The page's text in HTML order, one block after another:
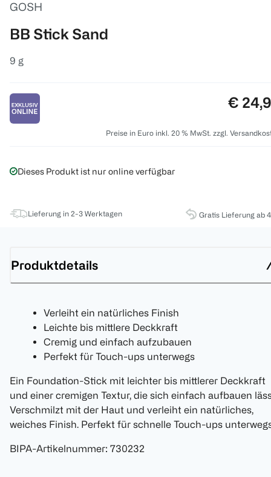
GOSH
BB Stick Sand
9 g
Preis:
€
Preise in Euro inkl. 20 % MwSt. zzgl.
Dieses Produkt ist nur online verfügbar
Lieferung in 2-3 Werktagen Gratis Lieferung ab
Produktdetails
Verleiht ein natürliches Finish
Leichte bis mittlere Deckkraft
Cremig und einfach aufzubauen
Perfekt für Touch-ups unterwegs
Ein Foundation-Stick mit leichter bis mittlerer Deckkraft
und einer cremigen Textur, die sich einfach aufbauen
Verschmilzt mit der Haut und verleiht ein natürliches,
weiches Finish. Perfekt für schnelle Touch-ups
BIPA-Artikelnummer: 730232